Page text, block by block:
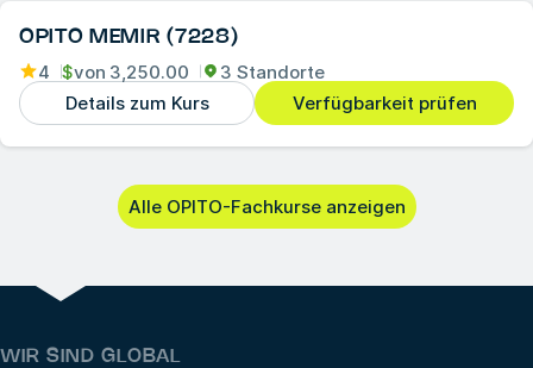
OPITO MEMIR (7228)
4 $von 3,250.00
3 Standorte
Details zum Kurs
Verfügbarkeit prüfen
Alle OPITO-Fachkurse anzeigen
WIR SIND GLOBAL